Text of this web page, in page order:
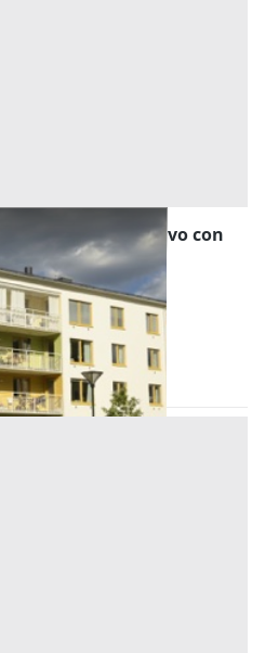
stato conservativo con